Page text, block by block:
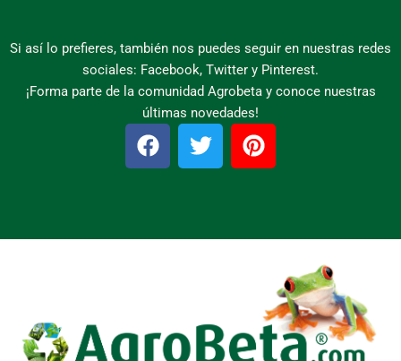
Si así lo prefieres, también nos puedes seguir en nuestras redes
sociales: Facebook, Twitter y Pinterest.
¡Forma parte de la comunidad Agrobeta y conoce nuestras
últimas novedades!
F
a
o
T
w
e
P
i
r